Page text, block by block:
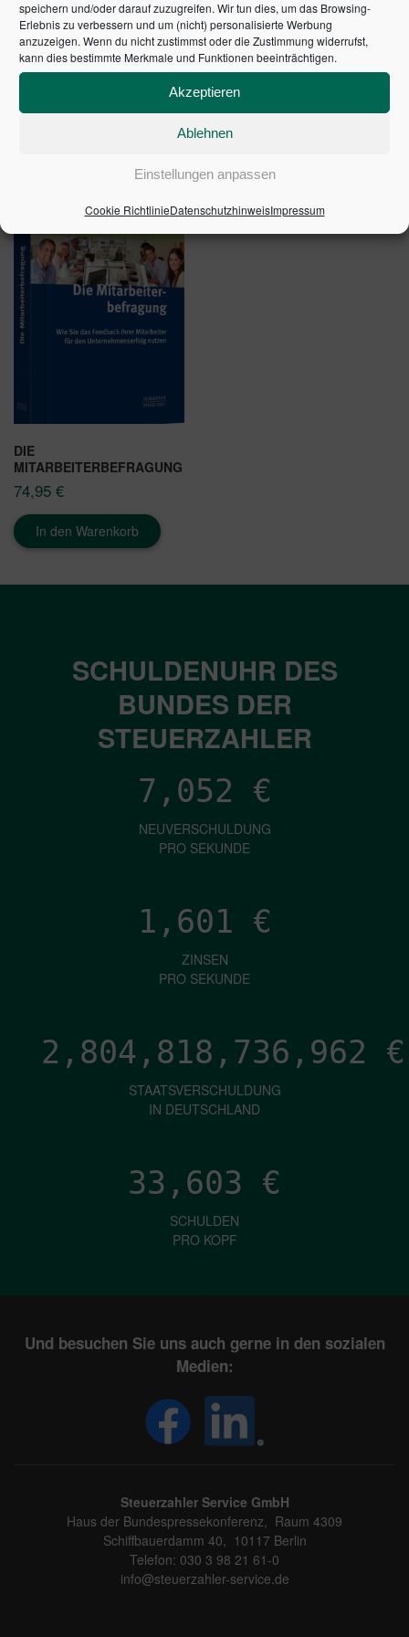
speichern und/oder darauf zuzugreifen. Wir tun dies, um das Browsing-
Erlebnis zu verbessern und um (nicht) personalisierte Werbung
anzuzeigen. Wenn du nicht zustimmst oder die Zustimmung widerrufst,
kann dies bestimmte Merkmale und Funktionen beeinträchtigen.
Akzeptieren
Ablehnen
Einstellungen anpassen
Cookie RichtlinieDatenschutzhinweisImpressum
relevanten mathematischen Grundlagen erläutert.
Damit die Umsetzung im Unternehmen gelingt.
1. Auflage 2006 | Artikelnummer: 20774-0001
ÄHNLICHE PRODUKTE
DIE
MITARBEITERBEFRAGUNG
74,95 €
In den Warenkorb
SCHULDENUHR DES
BUNDES DER
STEUERZAHLER
7,052 €
NEUVERSCHULDUNG
PRO SEKUNDE
1,601 €
ZINSEN
PRO SEKUNDE
2,804,818,739,494 €
STAATSVERSCHULDUNG
IN DEUTSCHLAND
33,603 €
SCHULDEN
PRO KOPF
Und besuchen Sie uns auch gerne in den sozialen
Medien:
Steuerzahler Service GmbH
Haus der Bundespressekonferenz, Raum 4309
Schiffbauerdamm 40, 10117 Berlin
Telefon: 030 3 98 21 61-0
info@steuerzahler-service.de